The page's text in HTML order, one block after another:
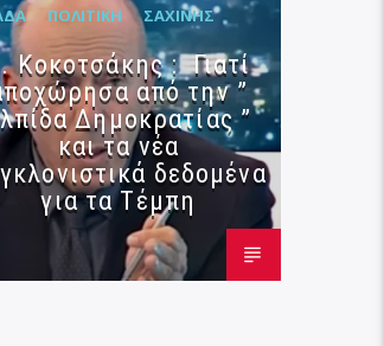
ΠΟΛΙΤΙΚΉ ΣΑΧΊΝΗΣ
Κοκοτσάκης : Γιατί
από την ”
Δημοκρατίας ”
και τα νέα
δεδομένα
για τα Τέμπη